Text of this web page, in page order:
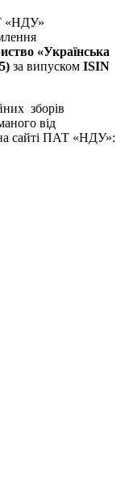
«НДУ»
«Українська
за випуском ISIN
зборів
від
сайті ПАТ «НДУ»: